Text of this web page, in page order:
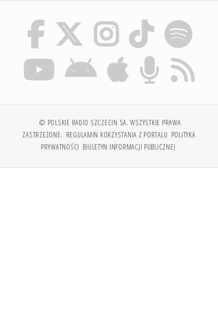
© POLSKIE RADIO SZCZECIN SA. WSZYSTKIE PRAWA
ZASTRZEŻONE. REGULAMIN KORZYSTANIA Z PORTALU POLITYKA
PRYWATNOŚCI BIULETYN INFORMACJI PUBLICZNEJ